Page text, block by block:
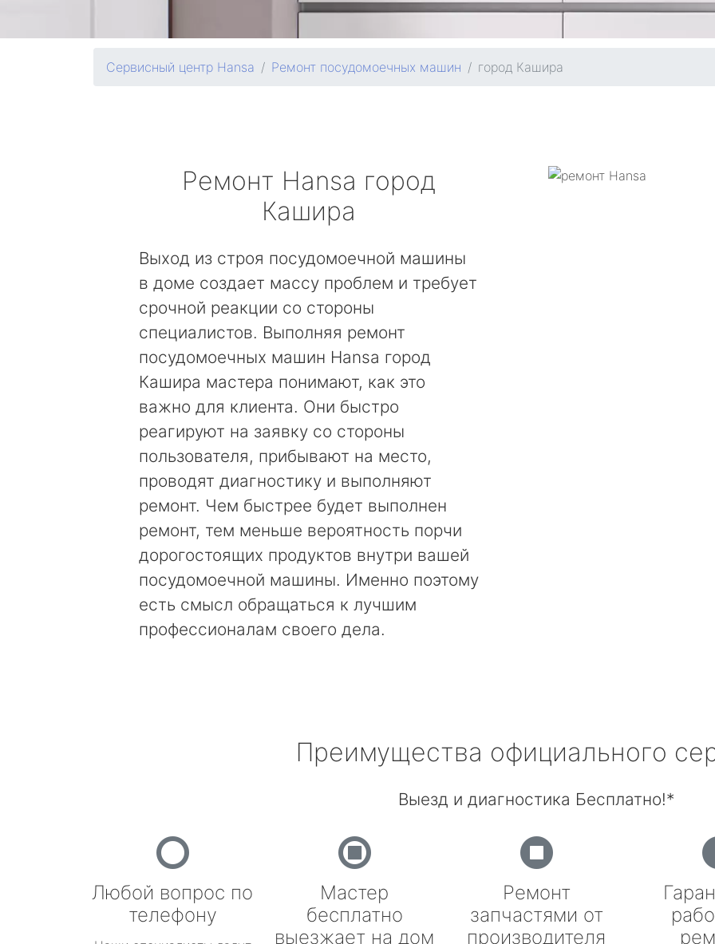
Сервисный центр Hansa Ремонт посудомоечных машин город Кашира
Ремонт Hansa город
Кашира
Выход из строя посудомоечной машины
в доме создает массу проблем и требует
срочной реакции со стороны
специалистов. Выполняя ремонт
посудомоечных машин Hansa город
Кашира мастера понимают, как это
важно для клиента. Они быстро
реагируют на заявку со стороны
пользователя, прибывают на место,
проводят диагностику и выполняют
ремонт. Чем быстрее будет выполнен
ремонт, тем меньше вероятность порчи
дорогостоящих продуктов внутри вашей
посудомоечной машины. Именно поэтому
есть смысл обращаться к лучшим
профессионалам своего дела.
Преимущества официального
Выезд и диагностика Бесплатно!*
Любой вопрос по
телефону
Мастер
бесплатно
выезжает на дом
Ремонт
запчастями от
производителя